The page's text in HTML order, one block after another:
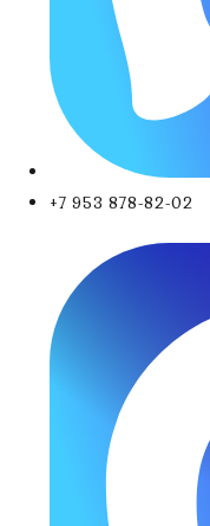
+7 953 878-82-02